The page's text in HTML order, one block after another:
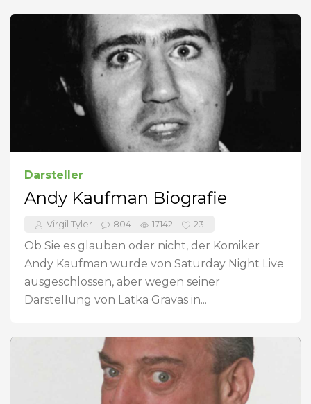
Darsteller
Andy Kaufman Biografie
Virgil Tyler 804 17142 23
Ob Sie es glauben oder nicht, der Komiker
Andy Kaufman wurde von Saturday Night Live
ausgeschlossen, aber wegen seiner
Darstellung von Latka Gravas in...